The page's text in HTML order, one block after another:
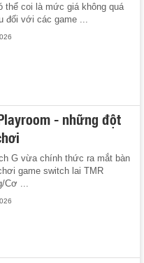
thể coi là mức giá không quá
đối với các game ...
- những đột
G vừa chính thức ra mắt bàn
game switch lai TMR
Cơ ...